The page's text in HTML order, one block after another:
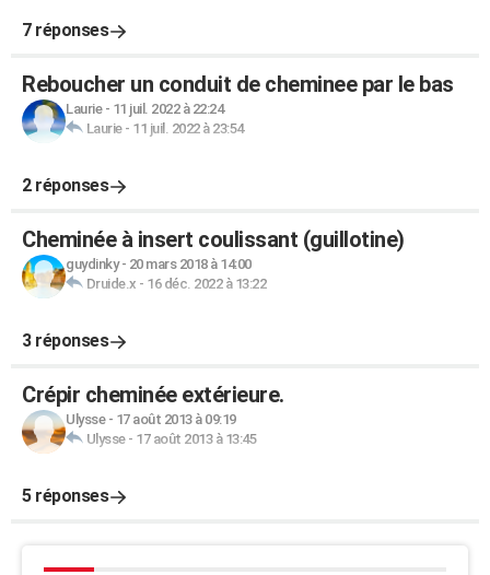
7 réponses
Reboucher un conduit de cheminee par le bas
Laurie- 11 juil. 2022 à 22:24
Laurie- 11 juil. 2022 à 23:54
2 réponses
Cheminée à insert coulissant (guillotine)
guydinky- 20 mars 2018 à 14:00
Druide.x - 16 déc. 2022 à 13:22
3 réponses
Crépir cheminée extérieure.
Ulysse- 17 août 2013 à 09:19
Ulysse- 17 août 2013 à 13:45
5 réponses